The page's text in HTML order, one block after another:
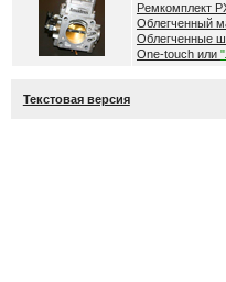
Ремкомплект
Облегченный
Облегченные
One-touch или
Текстовая версия